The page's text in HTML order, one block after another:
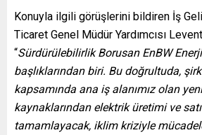
Konuyla ilgili görüşlerini bildiren İş
Ticaret Genel Müdür Yardımcısı
“Sürdürülebilirlik Borusan EnBW
başlıklarından biri. Bu doğrultuda,
kapsamında ana iş alanımız olan
kaynaklarından elektrik üretimi ve
tamamlayacak, iklim kriziyle